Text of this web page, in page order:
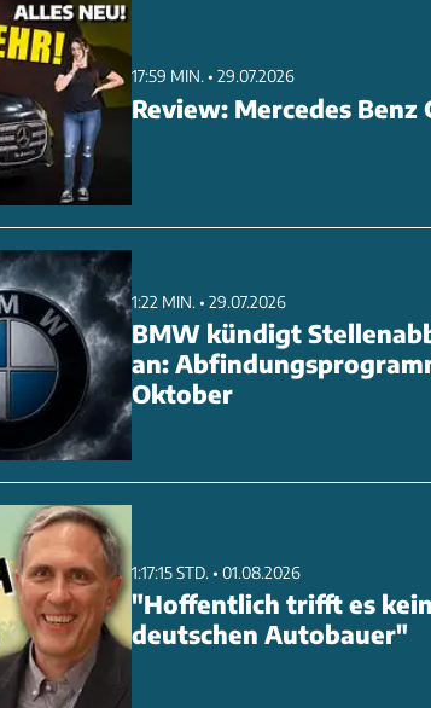
17:59 MIN. • 29.07.2026
Review: Mercedes Benz
1:22 MIN. • 29.07.2026
BMW kündigt
an:
Oktober
1:17:15 STD. • 01.08.2026
"Hoffentlich trifft es
deutschen Autobauer"